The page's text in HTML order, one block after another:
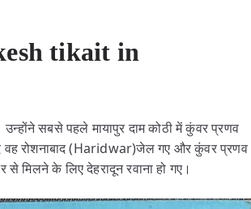
tikait in
सबसे पहले मायापुर दाम कोठी में कुंवर प्रणव
वह रोशनाबाद (Haridwar)जेल गए और कुंवर प्रणव
मिलने के लिए देहरादून रवाना हो गए।